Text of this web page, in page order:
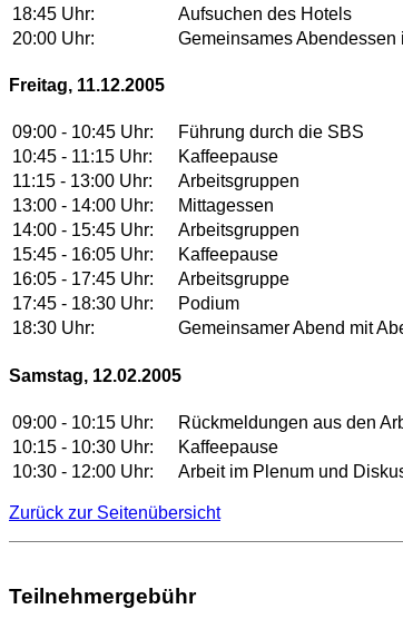
18:45 Uhr:
Aufsuchen des Hotels
20:00 Uhr:
Gemeinsames
Freitag, 11.12.2005
09:00 - 10:45 Uhr:
Führung durch die SBS
10:45 - 11:15 Uhr:
Kaffeepause
11:15 - 13:00 Uhr:
Arbeitsgruppen
13:00 - 14:00 Uhr:
Mittagessen
14:00 - 15:45 Uhr:
Arbeitsgruppen
15:45 - 16:05 Uhr:
Kaffeepause
16:05 - 17:45 Uhr:
Arbeitsgruppe
17:45 - 18:30 Uhr:
Podium
18:30 Uhr:
Gemeinsamer Abend mit
Samstag, 12.02.2005
09:00 - 10:15 Uhr:
Rückmeldungen aus den
10:15 - 10:30 Uhr:
Kaffeepause
10:30 - 12:00 Uhr:
Arbeit im Plenum und
Zurück zur Seitenübersicht
Teilnehmergebühr